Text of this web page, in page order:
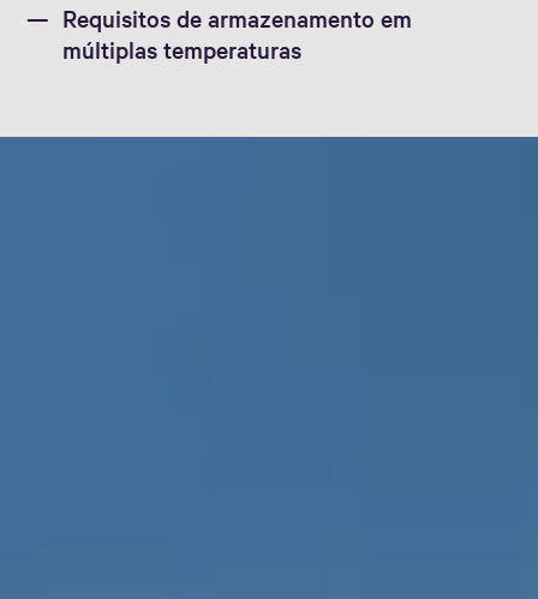
Requisitos de armazenamento em
múltiplas temperaturas